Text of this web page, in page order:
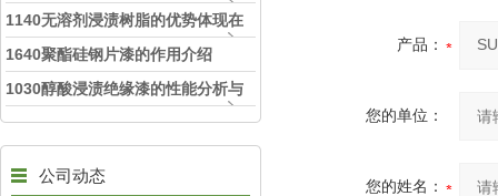
因素
1140无溶剂浸渍树脂的优势体现在
哪里
1640聚酯硅钢片漆的作用介绍
1030醇酸浸渍绝缘漆的性能分析与
应用研究
公司动态
产品：
您的单位：
您的姓名：